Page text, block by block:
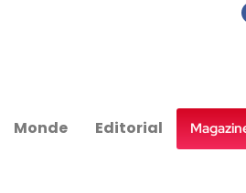
Monde Editorial